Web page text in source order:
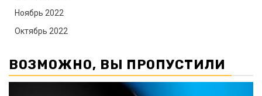
Ноябрь 2022
Октябрь 2022
ВОЗМОЖНО, ВЫ ПРОПУСТИЛИ